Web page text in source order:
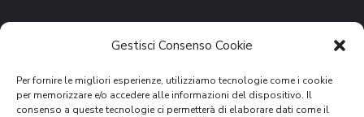
Gestisci Consenso Cookie
Per fornire le migliori esperienze, utilizziamo tecnologie come i cookie
per memorizzare e/o accedere alle informazioni del dispositivo. Il
consenso a queste tecnologie ci permetterà di elaborare dati come il
VISITA IL SITO SCUOLA